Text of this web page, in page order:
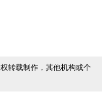
转载制作，其他机构或个